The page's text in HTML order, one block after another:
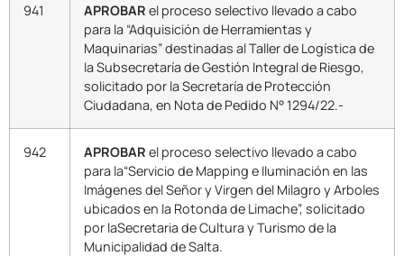
941 APROBAR el proceso selectivo llevado a cabo
para la “Adquisición de Herramientas y
Maquinarias” destinadas al Taller de Logística de
la Subsecretaría de Gestión Integral de Riesgo,
solicitado por la Secretaría de Protección
Ciudadana, en Nota de Pedido N° 1294/22.-
942 APROBAR el proceso selectivo llevado a cabo
para la“Servicio de Mapping e Iluminación en las
Imágenes del Señor y Virgen del Milagro y Arboles
ubicados en la Rotonda de Limache”, solicitado
por laSecretaria de Cultura y Turismo de la
Municipalidad de Salta.